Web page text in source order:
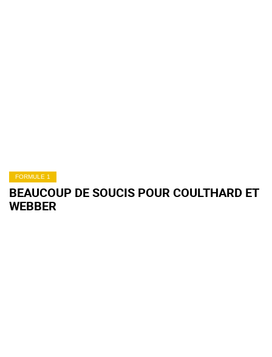
FORMULE 1
BEAUCOUP DE SOUCIS POUR COULTHARD ET
WEBBER